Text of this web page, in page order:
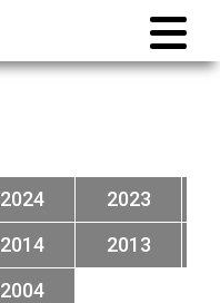
2024 2023
2014 2013
2004